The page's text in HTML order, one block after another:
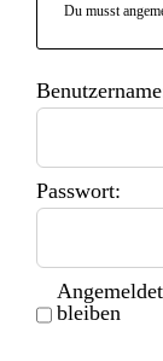
Du musst
Passwort:
Angemeldet
bleiben